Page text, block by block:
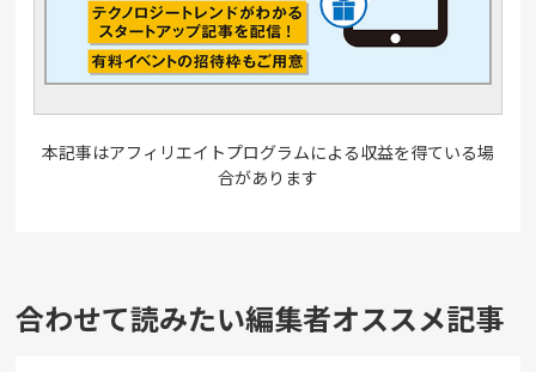
本記事はアフィリエイトプログラムによる収益を得ている場
合があります
合わせて読みたい編集者オススメ記事